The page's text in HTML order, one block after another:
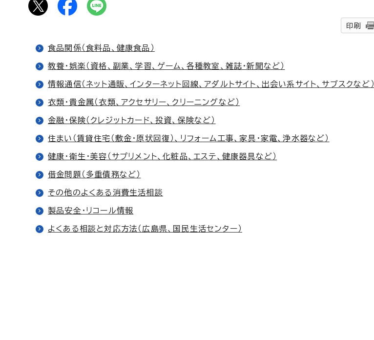
印刷
食品関係（食料品、健康食品）
教養・娯楽（資格、副業、学習、ゲーム、各種教室、雑誌・新聞など）
情報通信（ネット通販、インターネット回線、アダルトサイト、出会い系サイト、サブスクなど）
衣類・貴金属（衣類、アクセサリー、クリーニングなど）
金融・保険（クレジットカード、投資、保険など）
住まい（賃貸住宅（敷金・原状回復）、リフォーム工事、家具・家電、浄水器など）
健康・衛生・美容（サプリメント、化粧品、エステ、健康器具など）
借金問題（多重債務など）
その他のよくある消費生活相談
製品安全・リコール情報
よくある相談と対応方法（広島県、国民生活センター）